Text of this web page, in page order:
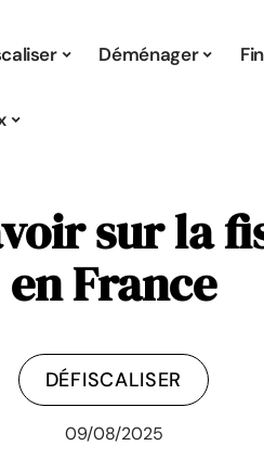
Déménager
sur la
en France
DÉFISCALISER
09/08/2025